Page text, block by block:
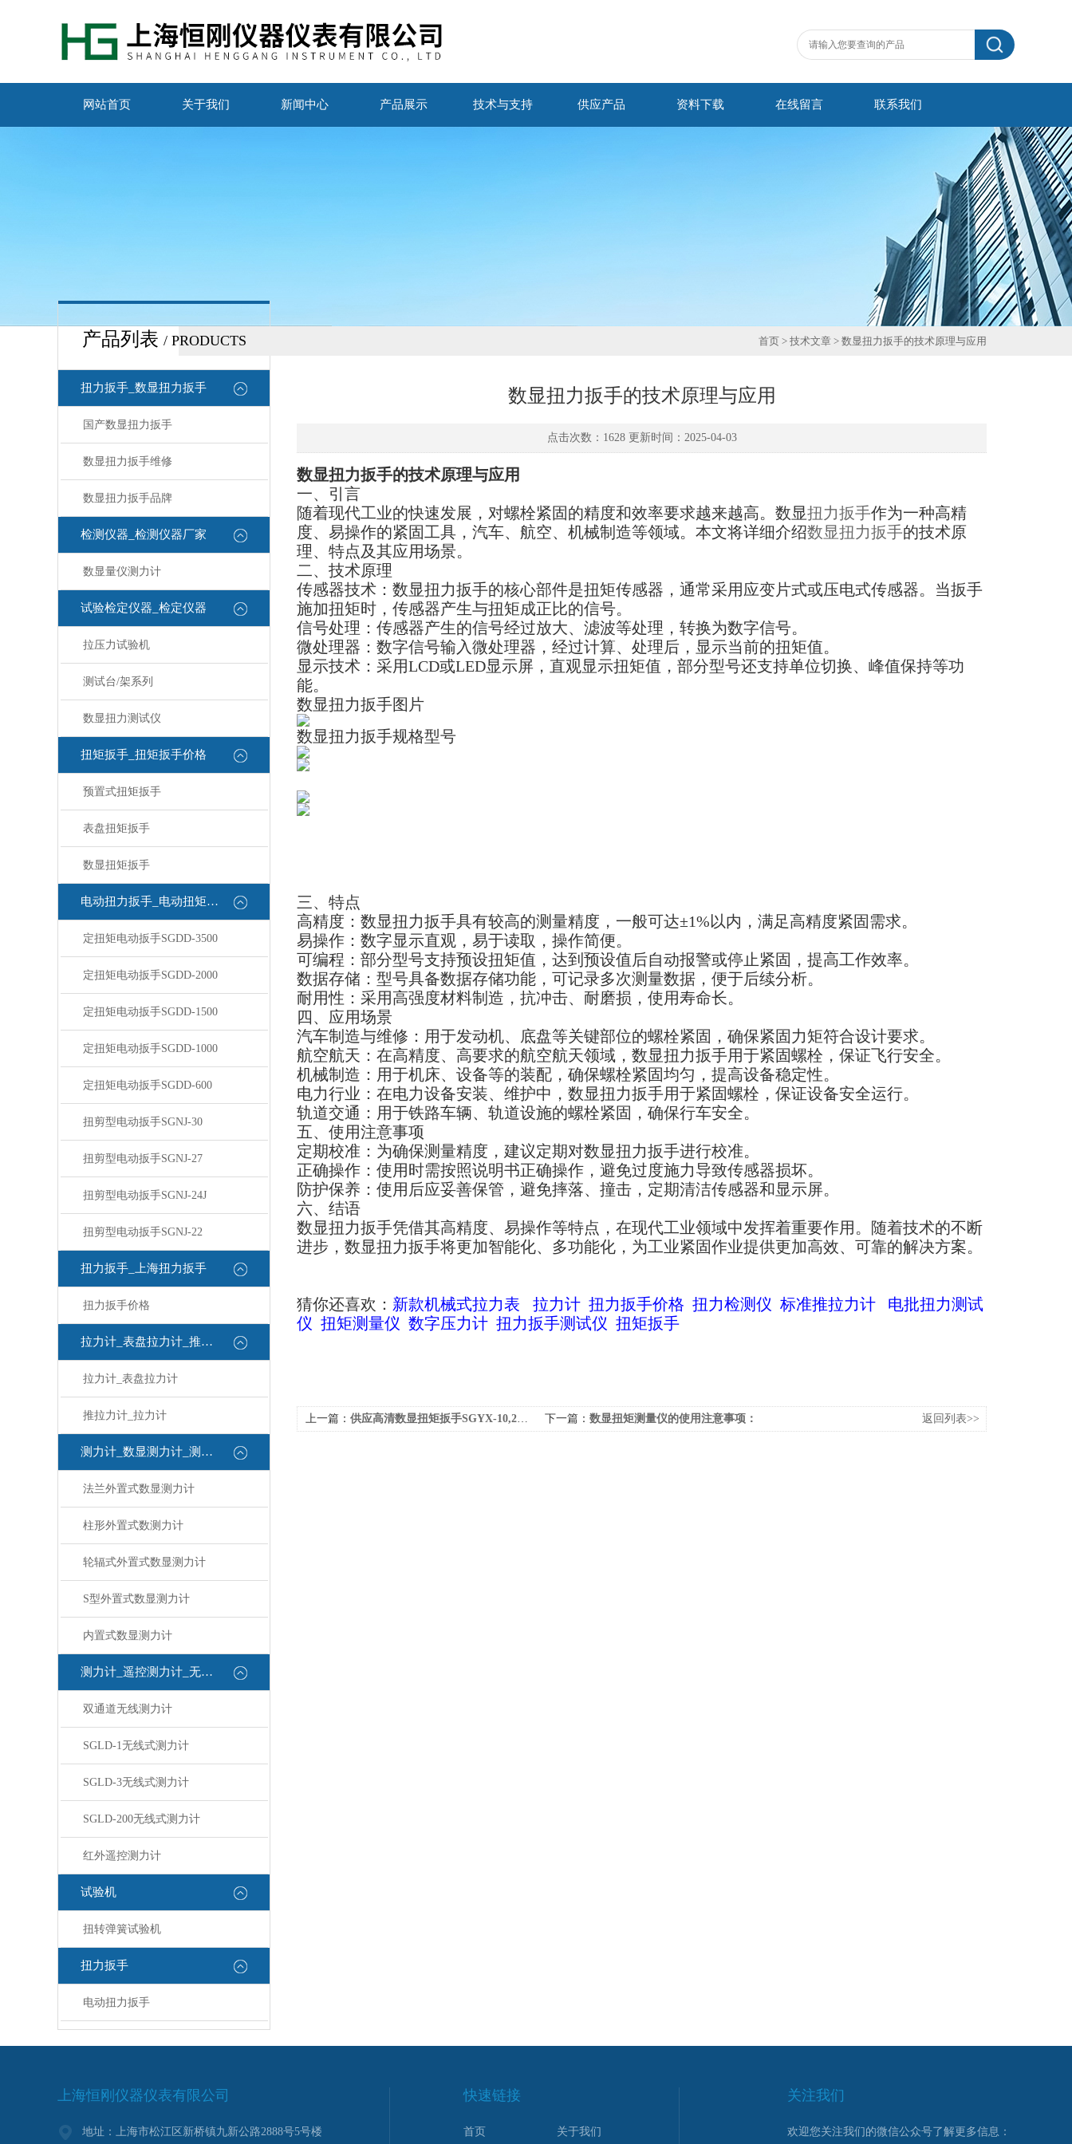
网站首页 关于我们 新闻中心 产品展示 技术与支持 供应产品 资料下载 在线留言 联系我们
产品列表 / PRODUCTS
扭力扳手_数显扭力扳手
国产数显扭力扳手
数显扭力扳手维修
数显扭力扳手品牌
检测仪器_检测仪器厂家
数显量仪测力计
试验检定仪器_检定仪器
拉压力试验机
测试台/架系列
数显扭力测试仪
扭矩扳手_扭矩扳手价格
预置式扭矩扳手
表盘扭矩扳手
数显扭矩扳手
电动扭力扳手_电动扭矩扳手
定扭矩电动扳手SGDD-3500
定扭矩电动扳手SGDD-2000
定扭矩电动扳手SGDD-1500
定扭矩电动扳手SGDD-1000
定扭矩电动扳手SGDD-600
扭剪型电动扳手SGNJ-30
扭剪型电动扳手SGNJ-27
扭剪型电动扳手SGNJ-24J
扭剪型电动扳手SGNJ-22
扭力扳手_上海扭力扳手
扭力扳手价格
拉力计_表盘拉力计_推拉力计
拉力计_表盘拉力计
推拉力计_拉力计
测力计_数显测力计_测力计
法兰外置式数显测力计
柱形外置式数测力计
轮辐式外置式数显测力计
S型外置式数显测力计
内置式数显测力计
测力计_遥控测力计_无线测力计
双通道无线测力计
SGLD-1无线式测力计
SGLD-3无线式测力计
SGLD-200无线式测力计
红外遥控测力计
试验机
扭转弹簧试验机
扭力扳手
电动扭力扳手
首页 > 技术文章 > 数显扭力扳手的技术原理与应用
数显扭力扳手的技术原理与应用
点击次数：1628 更新时间：2025-04-03
数显扭力扳手的技术原理与应用
一、引言
随着现代工业的快速发展，对螺栓紧固的精度和效率要求越来越高。数显扭力扳手作为一种高精
度、易操作的紧固工具，汽车、航空、机械制造等领域。本文将详细介绍数显扭力扳手的技术原
理、特点及其应用场景。
二、技术原理
传感器技术：数显扭力扳手的核心部件是扭矩传感器，通常采用应变片式或压电式传感器。当扳手
施加扭矩时，传感器产生与扭矩成正比的信号。
信号处理：传感器产生的信号经过放大、滤波等处理，转换为数字信号。
微处理器：数字信号输入微处理器，经过计算、处理后，显示当前的扭矩值。
显示技术：采用LCD或LED显示屏，直观显示扭矩值，部分型号还支持单位切换、峰值保持等功
能。
数显扭力扳手图片
数显扭力扳手规格型号
三、特点
高精度：数显扭力扳手具有较高的测量精度，一般可达±1%以内，满足高精度紧固需求。
易操作：数字显示直观，易于读取，操作简便。
可编程：部分型号支持预设扭矩值，达到预设值后自动报警或停止紧固，提高工作效率。
数据存储：型号具备数据存储功能，可记录多次测量数据，便于后续分析。
耐用性：采用高强度材料制造，抗冲击、耐磨损，使用寿命长。
四、应用场景
汽车制造与维修：用于发动机、底盘等关键部位的螺栓紧固，确保紧固力矩符合设计要求。
航空航天：在高精度、高要求的航空航天领域，数显扭力扳手用于紧固螺栓，保证飞行安全。
机械制造：用于机床、设备等的装配，确保螺栓紧固均匀，提高设备稳定性。
电力行业：在电力设备安装、维护中，数显扭力扳手用于紧固螺栓，保证设备安全运行。
轨道交通：用于铁路车辆、轨道设施的螺栓紧固，确保行车安全。
五、使用注意事项
定期校准：为确保测量精度，建议定期对数显扭力扳手进行校准。
正确操作：使用时需按照说明书正确操作，避免过度施力导致传感器损坏。
防护保养：使用后应妥善保管，避免摔落、撞击，定期清洁传感器和显示屏。
六、结语
数显扭力扳手凭借其高精度、易操作等特点，在现代工业领域中发挥着重要作用。随着技术的不断
进步，数显扭力扳手将更加智能化、多功能化，为工业紧固作业提供更加高效、可靠的解决方案。
猜你还喜欢： 新款机械式拉力表 拉力计 扭力扳手价格 扭力检测仪 标准推拉力计
电批扭力测试
仪 扭矩测量仪 数字压力计 扭力扳手测试仪 扭矩扳手
上一篇： 供应高清数显扭矩扳手SGYX-10,2-10Nm 下一篇： 数显扭矩测量仪的使用注意事项： 返回列表>>
上海恒刚仪器仪表有限公司
地址：上海市松江区新桥镇九新公路2888号5号楼
快速链接
首页 关于我们
关注我们
欢迎您关注我们的微信公众号了解更多信息：